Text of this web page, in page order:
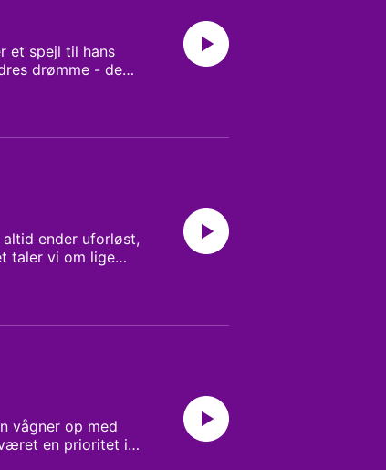
et spejl til hans
drømme - de
lyttet med. Værter
altid ender uforløst,
taler vi om lige
sted hen.
vågner op med
en prioritet i